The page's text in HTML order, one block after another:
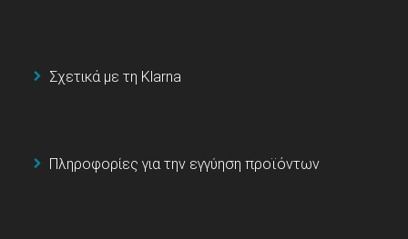
Σχετικά με τη Klarna
Πληροφορίες για την εγγύηση προϊόντων